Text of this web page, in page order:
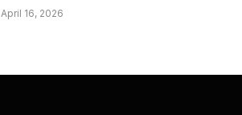
April 16, 2026